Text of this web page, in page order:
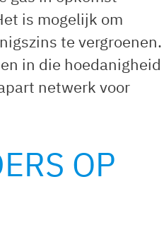
is mogelijk om
te vergroenen.
in die hoedanigheid
netwerk voor
OP